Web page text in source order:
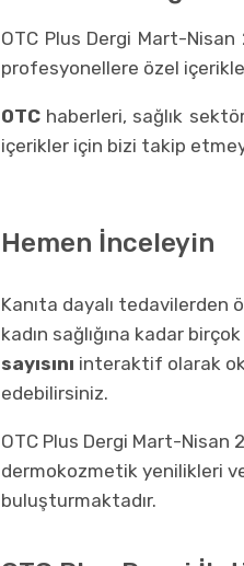
OTC Plus Dergi Mart-
profesyonellere özel
OTC haberleri, sağlık
içerikler için bizi takip
Hemen İnceleyin
Kanıta dayalı tedavilerden
kadın sağlığına kadar
sayısını interaktif olarak
edebilirsiniz.
OTC Plus Dergi Mart-Nisan
dermokozmetik yenilikleri
buluşturmaktadır.